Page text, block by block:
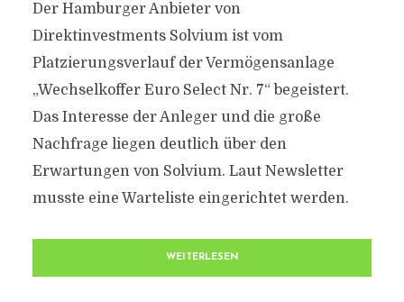
Der Hamburger Anbieter von
Direktinvestments Solvium ist vom
Platzierungsverlauf der Vermögensanlage
„Wechselkoffer Euro Select Nr. 7“ begeistert.
Das Interesse der Anleger und die große
Nachfrage liegen deutlich über den
Erwartungen von Solvium. Laut Newsletter
musste eine Warteliste eingerichtet werden.
WEITERLESEN